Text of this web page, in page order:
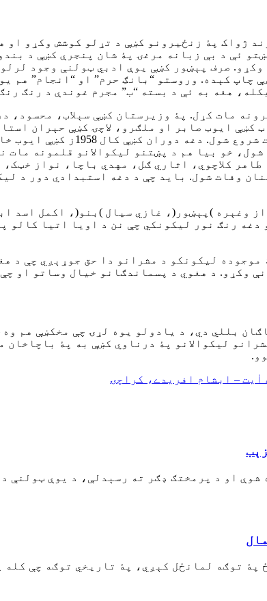
ژواک پۀ زنځیرونو کښې د تړلو کوشش وکړو
ئې د بې زبانه مرغۍ پۀ شان پنجرې کښې د
صرف پېښور کښې یوې ادبي ټولنې وجود
چاپ کېده. وروستو “بانګِ حرم” او “انجام” هم
هغه به ئې د بسته “ب” مجرم غوندې د رنګ
دغه زنځیرونه مات کړل. پۀ وزیرستان کښې سېلاب،
ایوب صابر او ملګرو، لاچۍ کښې حېران
هر جُور او جبر باجود پښتو لیکل
خو بیا هم د پښتنو لیکوالانو قلمونه
کلاچوي، اثاري ګل، مهدي باچا، نواز
وفات شول. باید چې د دغه استبدادي دور د
وغېره )پېښور(، غازي سیال )بنو(، اکمل اسد
رنګ نور لیکونکي چې نن د اویا اتیا کالو
پۀ موجوده لیکونکو د مشرانو دا حق جوړېږي
وکړو. د هغوي د پسماندګانو خیال وساتو او
بللي دي، د یادولو یوه لړۍ چې مخکښې هم
لیکوالانو پۀ درناوي کښې به پۀ باچاخان
– ابشام افریدے، کراچۍ
او د پرمختګ ډګر ته رسېدلې، د يوې ټولنې
توګه لمانځل کېږي، پۀ تاریخي توګه چې کله